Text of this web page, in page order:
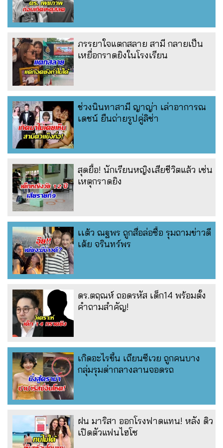
ภรรยาใจแตกสลาย สามี กลายเป็น
เหยื่อกราดยิงในโรงเรียน
ช่วงนินทาสามี ญาญ่า เล่าอาการณ
เดชน์ ยืนถ่ายรูปคู่ลิซ่า
สุดยื้อ! นักเรียนหญิงเสียชีวิตแล้ว เซ่น
เหตุกราดยิง
เเต้ว ณฐพร ถูกสื่อล่อซื้อ รุมถามข่าวดี
เต้ย จรินทร์พร
ดร.ตฤณห์ ถอดรหัส เด็ก14 พร้อมตั้ง
คำถามสำคัญ!
เกิดอะไรขึ้น เถียนซีเวย ถูกคนบาง
กลุ่มรุมด่ากลางลานจอดรถ
ฝน มาริสา ออกโรงฟาดแทน! หลัง ดิว
เปิดตัวแฟนไฮโซ